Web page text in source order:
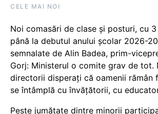
CELE MAI NOI
Noi comasări de clase și posturi, cu
până la debutul anului școlar 2026-
semnalate de Alin Badea, prim-
Gorj: Ministerul o comite grav de tot.
directorii disperați că oamenii rămân
se întâmplă cu învățătorii, cu
Peste jumătate dintre minorii